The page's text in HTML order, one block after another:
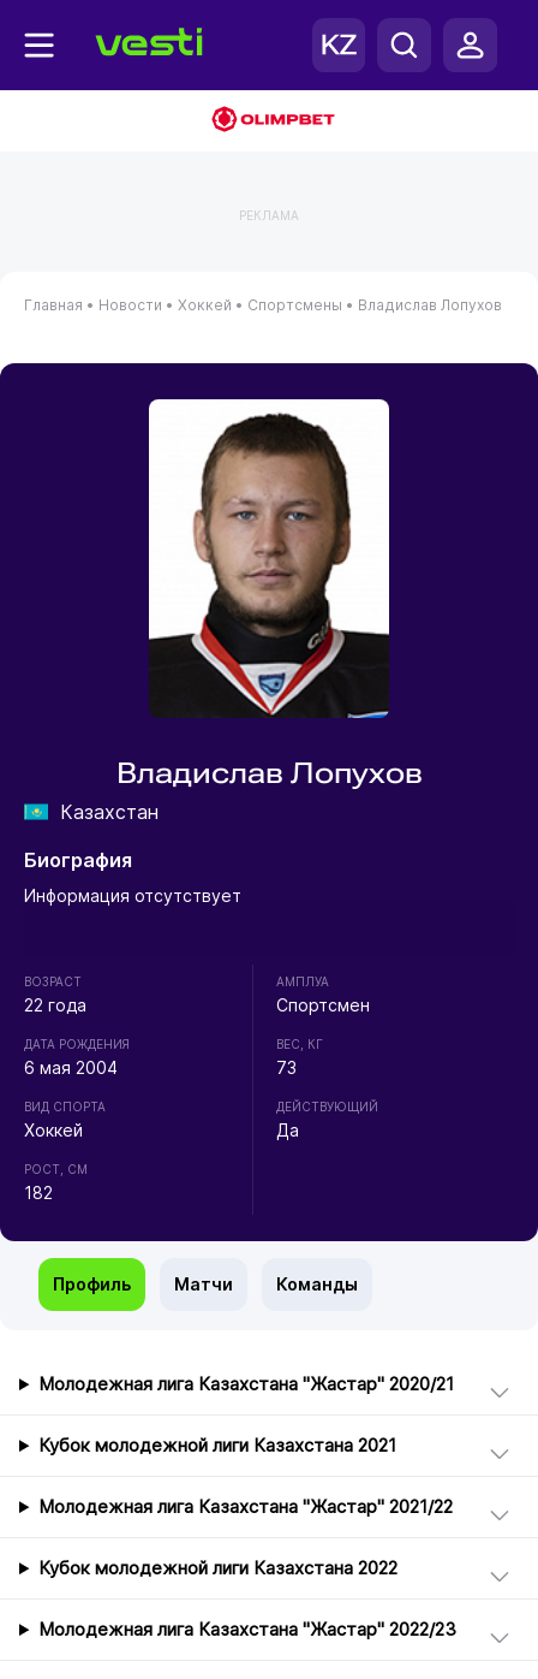
РЕКЛАМА
Главная • Новости • Хоккей • Спортсмены • Владислав Лопухов
Владислав Лопухов
Казахстан
Биография
Информация отсутствует
ВОЗРАСТ
22 года
ДАТА РОЖДЕНИЯ
6 мая 2004
ВИД СПОРТА
Хоккей
РОСТ, СМ
182
АМПЛУА
Спортсмен
ВЕС, КГ
73
ДЕЙСТВУЮЩИЙ
Да
Профиль Матчи Команды
Молодежная лига Казахстана "Жастар" 2020/21
Кубок молодежной лиги Казахстана 2021
Молодежная лига Казахстана "Жастар" 2021/22
Кубок молодежной лиги Казахстана 2022
Молодежная лига Казахстана "Жастар" 2022/23